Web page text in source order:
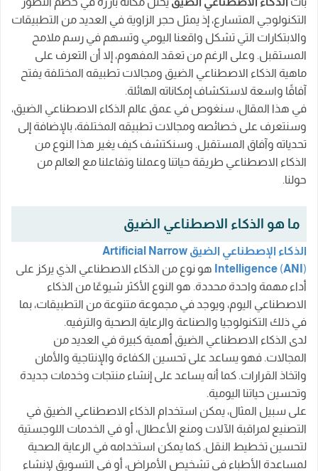
تاريخ الذكاء الاصطناعي الضيق:
الابتكارات الحديثة والتقنيات المستخدمة:
التطبيقات الحالية والمستقبلية:
كيف يعمل الذكاء الاصطناعي الضيق؟
تعريف البيانات والتدريب:
الشبكات العصبية الضيقة ودورها:
تطبيقات الذكاء الاصطناعي الضيق في الحياة اليومية
2. الذكاء الصناعي الضيق في الصناعة:
3. استخدام الذكاء الاصطناعي الضيق في الرعاية
الصحية:
4. تقنية الذكاء الاصطناعي في الترفيه:
التحديات والقضايا المحيطة بالذكاء الاصطناعي الضيق:
الفرق بين الذكاء الاصطناعي الضيق والذكاء الاصطناعي
العام:
المستقبل المشرق للذكاء الاصطناعي الضيق
تأثير الذكاء الاصطناعي الضيق على سوق العمل
تطبيقات عملية للذكاء الاصطناعي الضيق
1- الروبوتات الذكية:
التكنولوجي المتسارع، إذ يمثل حجر الزاوية في العديد من التطبيقات
والابتكارات التي تشكل واقعنا اليومي وتسهم في رسم ملامح
المستقبل. وعلى الرغم من تعقد المفهوم، إلا أن التعرف على
ماهية الذكاء الاصطناعي الضيق ومجالات تطبيقه المختلفة يفتح
آفاقًا واسعة لاستكشاف إمكاناته الهائلة.
في هذا المقال، سنغوص في عمق عالم الذكاء الاصطناعي الضيق،
وسنتعرف على خصائصه ومجالات تطبيقه المختلفة، بالإضافة إلى
تحدياته وآفاق المستقبل. وسنكتشف كيف يغير هذا النوع من
الذكاء الاصطناعي طريقة حياتنا وعملنا وتفاعلنا مع العالم من
حولنا.
ما هو الذكاء الاصطناعي الضيق
الذكاء الإصطناعي الضيق Artificial Narrow
Intelligence (ANI )
هو نوع من الذكاء الاصطناعي الذي يركز على
أداء مهمة واحدة محددة. هو النوع الأكثر شيوعًا من الذكاء
الاصطناعي اليوم، ويوجد في مجموعة متنوعة من التطبيقات، بما
في ذلك التكنولوجيا والصناعة والرعاية الصحية والترفيه.
لدى الذكاء الاصطناعي الضيق أهمية كبيرة في العديد من
المجالات. فهو يساعد على تحسين الكفاءة والإنتاجية والأمان
واتخاذ القرارات. كما أنه يساعد على إنشاء منتجات وخدمات جديدة
وتحسين حياتنا اليومية.
على سبيل المثال، يمكن استخدام الذكاء الاصطناعي الضيق في
التصنيع لمراقبة الآلات ومنع الأعطال، أو في الخدمات اللوجستية
لتحسين تخطيط النقل. كما يمكن استخدامه في الرعاية الصحية
لمساعدة الأطباء في تشخيص الأمراض، أو في التسويق لإنشاء